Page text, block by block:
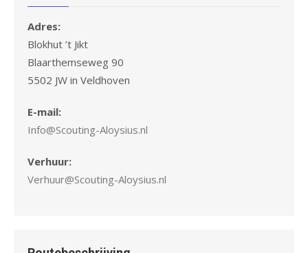
Adres:
Blokhut ’t Jikt
Blaarthemseweg 90
5502 JW in Veldhoven
E-mail:
Info@Scouting-Aloysius.nl
Verhuur:
Verhuur@Scouting-Aloysius.nl